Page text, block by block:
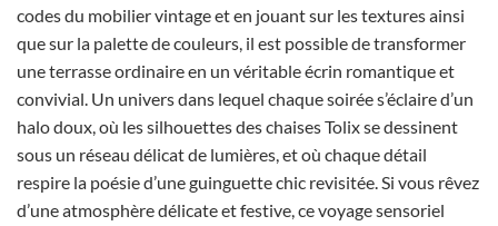
codes du mobilier vintage et en jouant sur les textures ainsi
que sur la palette de couleurs, il est possible de transformer
une terrasse ordinaire en un véritable écrin romantique et
convivial. Un univers dans lequel chaque soirée s’éclaire d’un
halo doux, où les silhouettes des chaises Tolix se dessinent
sous un réseau délicat de lumières, et où chaque détail
respire la poésie d’une guinguette chic revisitée. Si vous rêvez
d’une atmosphère délicate et festive, ce voyage sensoriel